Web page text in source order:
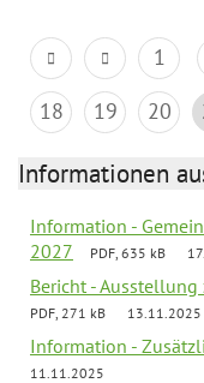
1
18
19 20
Informationen
Information -
2027
PDF, 635 kB
Bericht -
PDF, 271 kB 13.11.2025
Information -
11.11.2025